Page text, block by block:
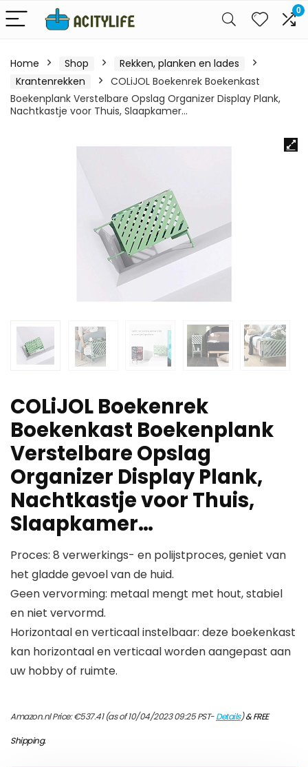
0
Home Shop
Rekken, planken en lades
Krantenrekken
COLiJOL Boekenrek Boekenkast
Boekenplank Verstelbare Opslag Organizer Display Plank,
Nachtkastje voor Thuis, Slaapkamer…
COLiJOL Boekenrek
Boekenkast Boekenplank
Verstelbare Opslag
Organizer Display Plank,
Nachtkastje voor Thuis,
Slaapkamer…
Proces: 8 verwerkings- en polijstproces, geniet van
het gladde gevoel van de huid.
Geen vervorming: metaal mengt met hout, stabiel
en niet vervormd.
Horizontaal en verticaal instelbaar: deze boekenkast
kan horizontaal en verticaal worden aangepast aan
uw hobby of ruimte.
Amazon.nl Price:€537.41(as of 10/04/2023 09:25 PST-Details)&FREE
Shipping.